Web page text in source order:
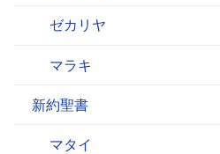
ゼカリヤ
マラキ
新約聖書
マタイ